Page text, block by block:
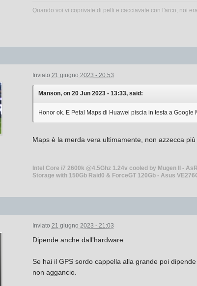
Quando voi vi coprivate di pelli e cacciavate con l'arco, noi
Inviato 21 giugno 2023 - 20:53
Manson, on 20 Jun 2023 - 13:33, said:
Honor ok. E Petal Maps di Huawei piscia in testa a Google
Maps è la merda vera ultimamente, non azzecca più
Intel Core i7 2600k @4.5Ghz 1.24v cooled by Mugen II -
Storage with 150Gb Raid0 & ForceGT 120Gb - Asus
Inviato 21 giugno 2023 - 21:03
Dipende anche dall'hardware.
Se hai il GPS sordo cappella alla grande poi
non aggancio.